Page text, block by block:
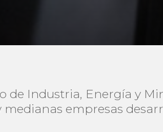
de Industria, Energía y
medianas empresas